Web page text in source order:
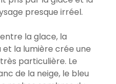
presque irréel.
la glace, la
et la lumière crée une
particulière. Le
de la neige, le bleu